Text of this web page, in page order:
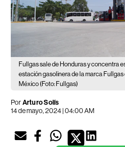
Fullgas sale de Honduras y concentra
estación gasolinera de la marca
México (Foto: Fullgas)
PorArturo Solís
14 de mayo, 2024 | 04:00 AM